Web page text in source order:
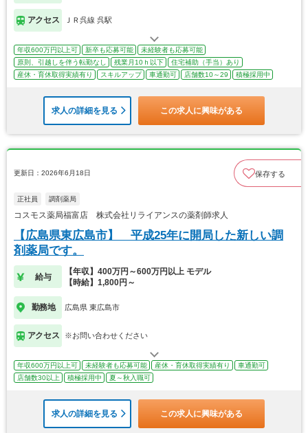
アクセス ＪＲ呉線 呉駅
年収600万円以上可 新卒も応募可能
未経験者も応募可能
原則、引越しを伴う転勤なし
残業月10ｈ以下
住宅補助（手当）あり
産休・育休取得実績有り
スキルアップ 車通勤可 店舗数10～29 積極採用中
求人の詳細を見る この求人に興味がある
更新日：2026年6月18日 保存する
正社員 調剤薬局
コスモス薬局福富店 株式会社リライアンスの薬剤師求人
【広島県東広島市】 平成25年に開局した新しい調
剤薬局です。
給与
【年収】400万円～600万円以上 モデル
【時給】1,800円～
勤務地 広島県 東広島市
アクセス ※お問い合わせください
年収600万円以上可 未経験者も応募可能 産休・育休取得実績有り
車通勤可
店舗数30以上
積極採用中 夏～秋入職可
求人の詳細を見る この求人に興味がある